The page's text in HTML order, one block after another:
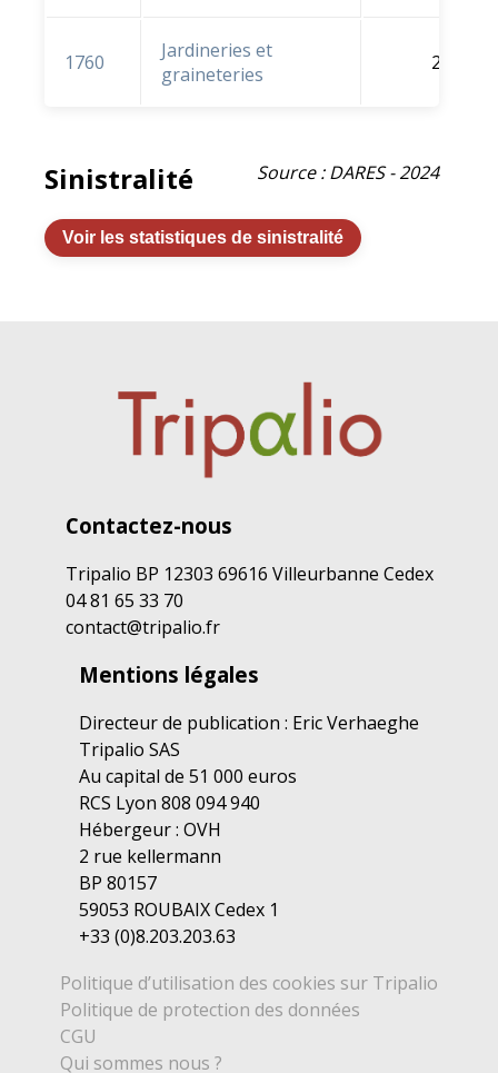
1760
Jardineries et
graineteries
2,1 %
Source : DARES - 2024
Sinistralité
Voir les statistiques de sinistralité
Contactez-nous
Tripalio BP 12303 69616 Villeurbanne Cedex
04 81 65 33 70
contact@tripalio.fr
Mentions légales
Directeur de publication : Eric Verhaeghe
Tripalio SAS
Au capital de 51 000 euros
RCS Lyon 808 094 940
Hébergeur : OVH
2 rue kellermann
BP 80157
59053 ROUBAIX Cedex 1
+33 (0)8.203.203.63
Politique d’utilisation des cookies sur Tripalio
Politique de protection des données
CGU
Qui sommes nous ?